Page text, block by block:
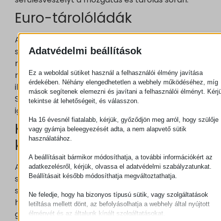
Euro-tárolóládák
Az Euro-ládák bevált, praktikus választásnak
számítanak az ipari környezetben. A szabványos
méreteknek köszönhetően könnyen egymásra
rakhatók, egyszerűen mozgathatók, és jól
illeszkednek a legtöbb polcrendszerhez.
Strapabíró kialakításuk miatt nagy
igénybevételre is alkalmasak.
KIT-ládák: átlátható tárolás
kis alkatrészekhez
A KIT-ládák a kisebb méretű alkatrészek vagy
szerelvények rendszerezésében nyújtanak
segítséget. Mivel ezek a dobozok gyors
hozzáférést és jó áttekinthetőséget biztosítanak,
gyorsítja a szerelési folyamatokat, így idálisak
Adatvédelmi beállítások
Ez a weboldal sütiket használ a felhasználói élmény javítása
érdekében. Néhány elengedhetetlen a webhely működéséhez, míg
mások segítenek elemezni és javítani a felhasználói élményt.
tekintse át lehetőségeit, és válasszon.
Ha 16 évesnél fiatalabb, kérjük, győződjön meg arról, hogy szülője
vagy gyámja beleegyezését adta, a nem alapvető sütik
használatához.
A beállításait bármikor módosíthatja, a további információkért az
adatkezelésről, kérjük, olvassa el adatvédelmi szabályzatunkat.
Beállításait később módosíthatja megváltoztathatja.
Ne feledje, hogy ha bizonyos típusú sütik, vagy szolgáltatások
letiltása mellett dönt, az befolyásolhatja a webhely által nyújtott
élményét és az általunk kínált szolgáltatásokat.